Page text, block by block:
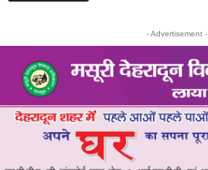
- Advertisement -